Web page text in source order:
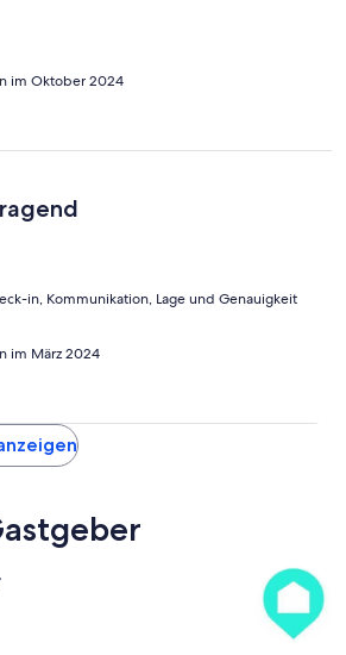
im Oktober 2024
in, Kommunikation, Lage und Genauigkeit
im März 2024